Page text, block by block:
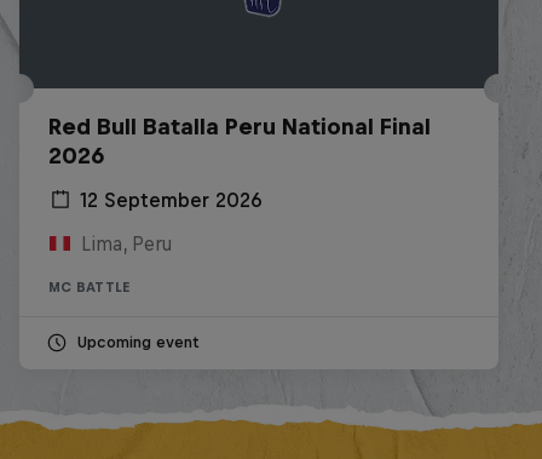
Red Bull Batalla Peru National Final
2026
12 September 2026
Lima, Peru
MC BATTLE
Upcoming event